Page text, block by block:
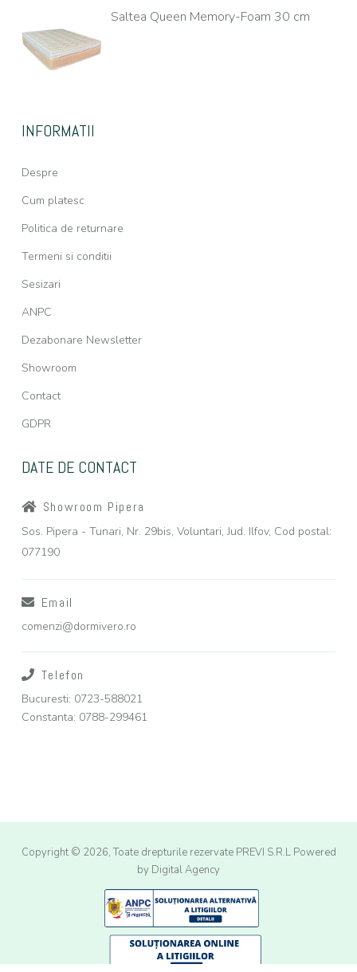
Saltea Queen Memory-Foam 30 cm
INFORMATII
Despre
Cum platesc
Politica de returnare
Termeni si conditii
Sesizari
ANPC
Dezabonare Newsletter
Showroom
Contact
GDPR
DATE DE CONTACT
Showroom Pipera
Sos. Pipera - Tunari, Nr. 29bis, Voluntari, Jud. Ilfov, Cod postal:
077190
Email
comenzi@dormivero.ro
Telefon
Bucuresti: 0723-588021
Constanta: 0788-299461
Copyright © 2026, Toate drepturile rezervate PREVI S.R.L Powered
by Digital Agency